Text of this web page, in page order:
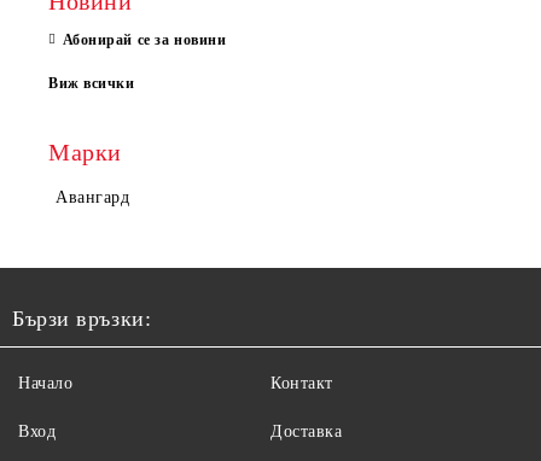
Абонирай се за новини
Виж всички
Марки
Авангард
Бързи връзки:
Начало
Вход
Контакт
Доставка